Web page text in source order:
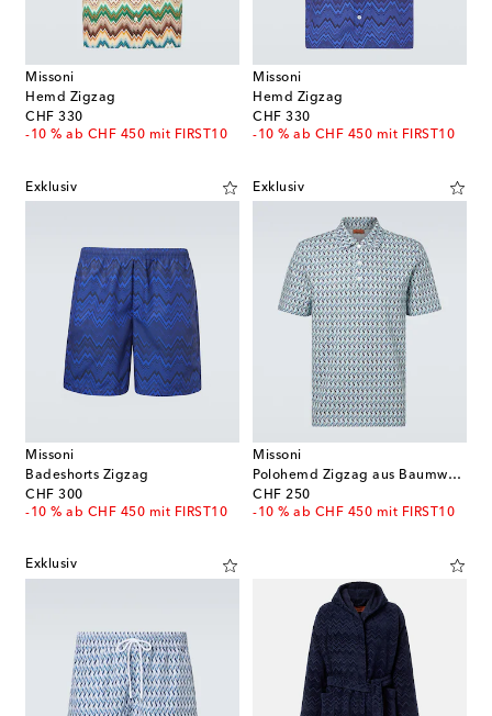
Missoni
Hemd Zigzag
CHF 330
original price
-10 % ab CHF 450 mit FIRST10
Missoni
Hemd Zigzag
CHF 330
original price
-10 % ab CHF 450 mit FIRST10
Exklusiv
Missoni
Badeshorts Zigzag
CHF 300
original price
-10 % ab CHF 450 mit FIRST10
Exklusiv
Missoni
Polohemd Zigzag aus Baumwolle
CHF 250
original price
-10 % ab CHF 450 mit FIRST10
Exklusiv